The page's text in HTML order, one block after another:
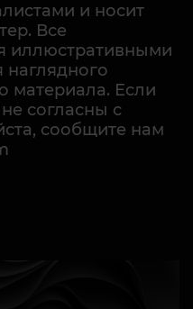
и носит
Все
иллюстративными
материала. Если
согласны с
сообщите нам